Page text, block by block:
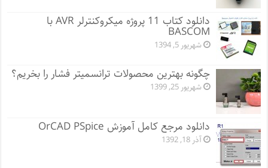
دانلود کتاب 11 پروژه میکروکنترلر AVR با
BASCOM
شهریور 5, 1394
چگونه بهترین محصولات ترانسمیتر فشار را بخریم؟
شهریور 25, 1399
دانلود مرجع کامل آموزش OrCAD PSpice
آذر 18, 1392